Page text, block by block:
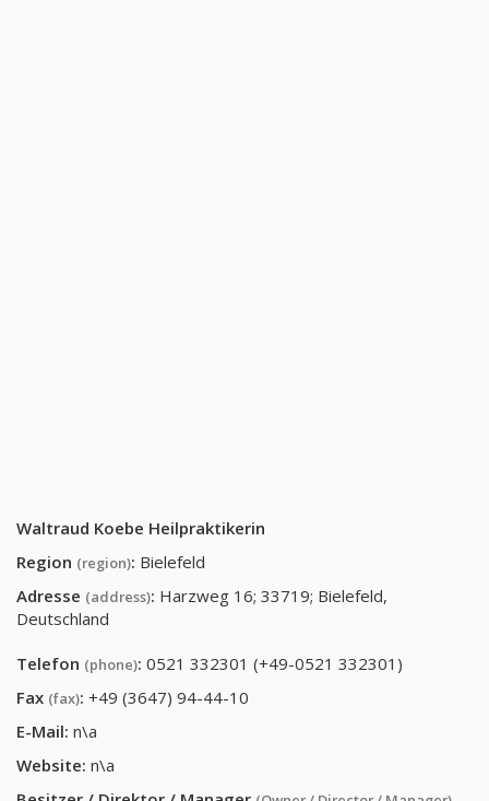
Waltraud Koebe Heilpraktikerin
Region (region): Bielefeld
Adresse (address): Harzweg 16; 33719; Bielefeld,
Deutschland
Telefon (phone): 0521 332301 (+49-0521 332301)
Fax (fax): +49 (3647) 94-44-10
E-Mail: n\a
Website: n\a